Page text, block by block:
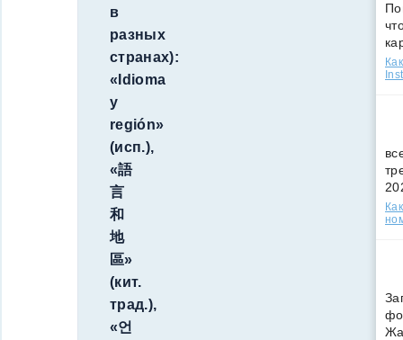
в
разных
странах):
«Idioma
y
región»
(исп.),
«語
言
和
地
區»
(кит.
трад.),
«언